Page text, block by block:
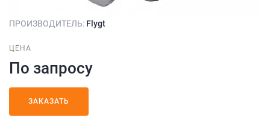
ПРОИЗВОДИТЕЛЬ: Flygt
ЦЕНА
По запросу
ЗАКАЗАТЬ